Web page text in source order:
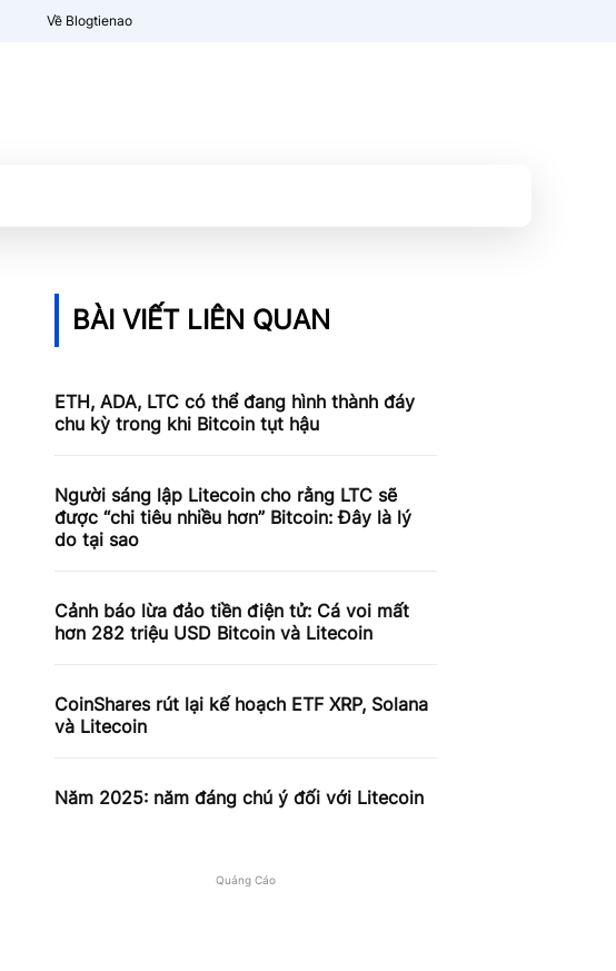
Về Blogtienao
BÀI VIẾT LIÊN QUAN
ETH, ADA, LTC có thể đang hình thành đáy
chu kỳ trong khi Bitcoin tụt hậu
Người sáng lập Litecoin cho rằng LTC sẽ
được “chi tiêu nhiều hơn” Bitcoin: Đây là lý
do tại sao
Cảnh báo lừa đảo tiền điện tử: Cá voi mất
hơn 282 triệu USD Bitcoin và Litecoin
CoinShares rút lại kế hoạch ETF XRP, Solana
và Litecoin
Năm 2025: năm đáng chú ý đối với Litecoin
Quảng Cáo